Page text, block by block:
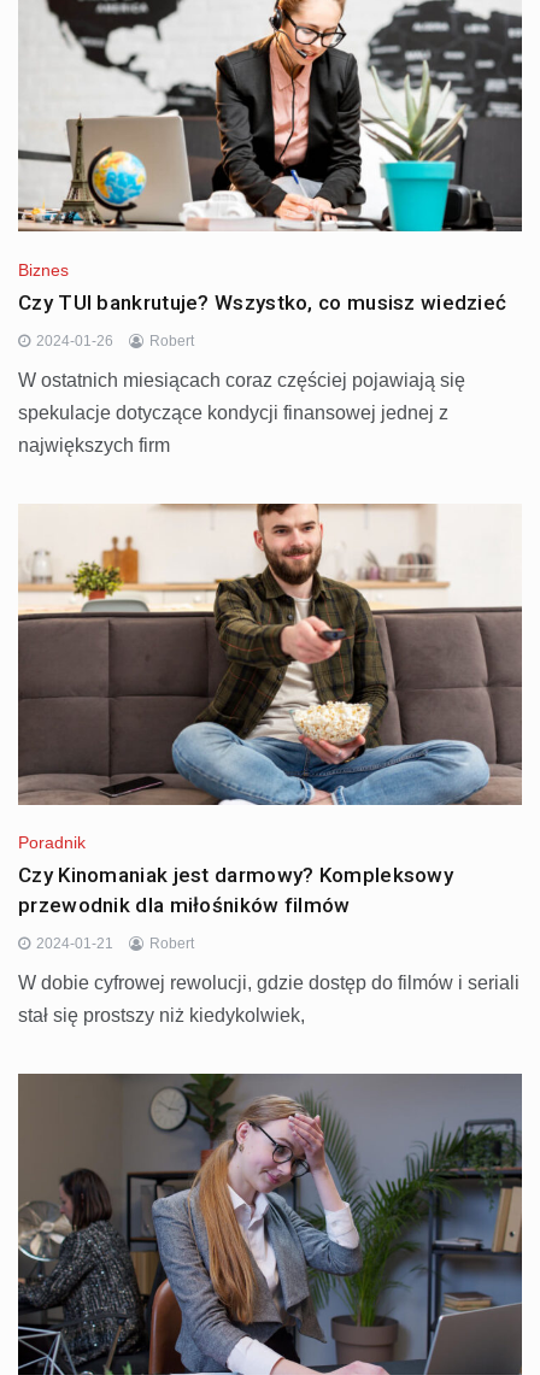
Biznes
Czy TUI bankrutuje? Wszystko, co musisz wiedzieć
2024-01-26 Robert
W ostatnich miesiącach coraz częściej pojawiają się
spekulacje dotyczące kondycji finansowej jednej z
największych firm
Poradnik
Czy Kinomaniak jest darmowy? Kompleksowy
przewodnik dla miłośników filmów
2024-01-21 Robert
W dobie cyfrowej rewolucji, gdzie dostęp do filmów i seriali
stał się prostszy niż kiedykolwiek,